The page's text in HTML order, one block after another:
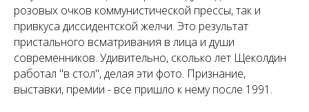
розовых очков коммунистической прессы, так и
привкуса диссидентской желчи. Это результат
пристального всматривания в лица и души
современников. Удивительно, сколько лет Щеколдин
работал "в стол", делая эти фото. Признание,
выставки, премии - все пришло к нему после 1991.